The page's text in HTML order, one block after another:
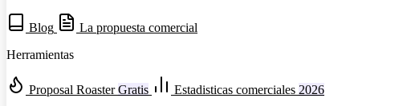
Blog
La propuesta comercial
Herramientas
Proposal Roaster Gratis Estadisticas comerciales 2026